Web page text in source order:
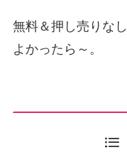
無料＆押し売りな
よかったら～。